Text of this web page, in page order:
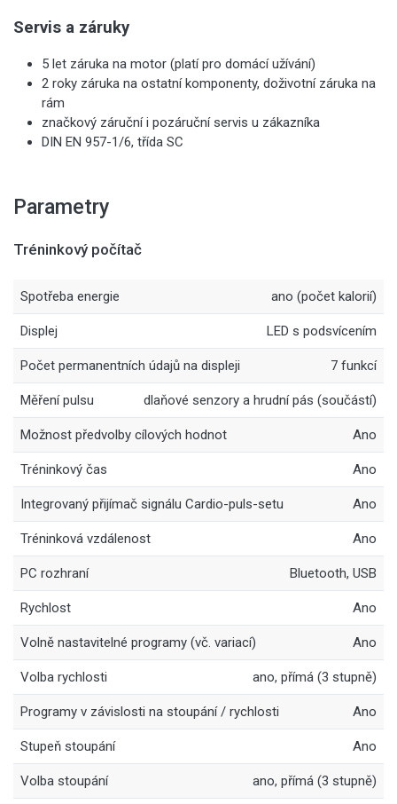
Servis a záruky
5 let záruka na motor (platí pro domácí užívání)
2 roky záruka na ostatní komponenty, doživotní záruka na
rám
značkový záruční i pozáruční servis u zákazníka
DIN EN 957-1/6, třída SC
Parametry
Tréninkový počítač
Spotřeba energie ano (počet kalorií)
Displej LED s podsvícením
Počet permanentních údajů na displeji 7 funkcí
Měření pulsu dlaňové senzory a hrudní pás (součástí)
Možnost předvolby cílových hodnot Ano
Tréninkový čas Ano
Integrovaný přijímač signálu Cardio-puls-setu Ano
Tréninková vzdálenost Ano
PC rozhraní Bluetooth, USB
Rychlost Ano
Volně nastavitelné programy (vč. variací) Ano
Volba rychlosti ano, přímá (3 stupně)
Programy v závislosti na stoupání / rychlosti Ano
Stupeň stoupání Ano
Volba stoupání ano, přímá (3 stupně)